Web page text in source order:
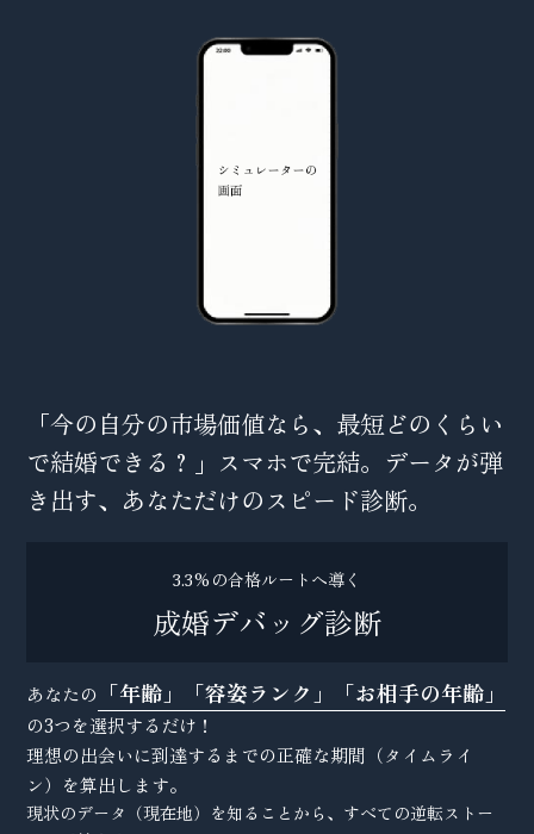
「今の自分の市場価値なら、最短どのくらい
で結婚できる？」スマホで完結。データが弾
き出す、あなただけのスピード診断。
3.3%の合格ルートへ導く
成婚デバッグ診断
あなたの 「年齢」「容姿ランク」「お相手の年齢」
の3つを選択するだけ！
理想の出会いに到達するまでの正確な期間（タイムライ
ン）を算出します。
現状のデータ（現在地）を知ることから、すべての逆転ストー